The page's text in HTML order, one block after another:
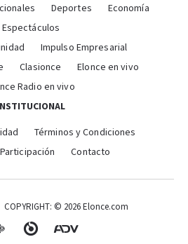
Deportes
Economía
Espectáculos
Impulso Empresarial
Clasionce
Elonce en vivo
Radio en vivo
Términos y Condiciones
Contacto
© 2026 Elonce.com